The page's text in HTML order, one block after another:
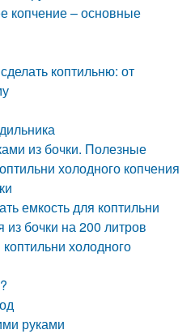
копчение – основные
коптильню: от
из бочки. Полезные
холодного копчения
емкость для коптильни
из бочки на 200 литров
холодного
руками